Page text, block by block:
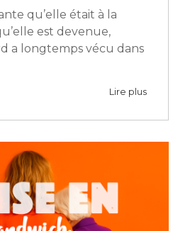
qu’elle était à la
est devenue,
a longtemps vécu dans
Lire plus